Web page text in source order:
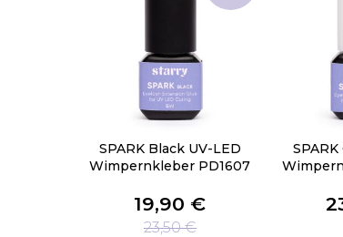
SPARK Black UV-LED
Wimpernkleber PD1607
19,90 €
23,50 €